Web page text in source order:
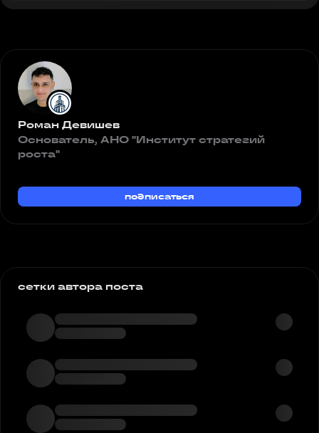
Роман Девишев
Основатель, АНО "Институт стратегий
роста"
подписаться
сетки автора поста